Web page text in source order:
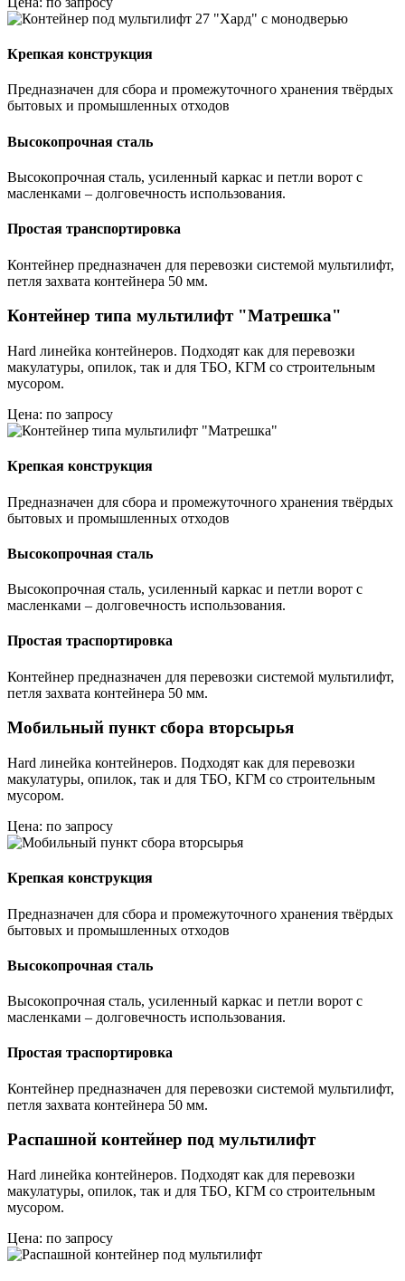
Крепкая конструкция
Предназначен для сбора и промежуточного хранения твёрдых
бытовых и промышленных отходов
Высокопрочная сталь
Высокопрочная сталь, усиленный каркас и петли ворот с
масленками – долговечность использования.
Простая транспортировка
Контейнер предназначен для перевозки системой мультилифт,
петля захвата контейнера 50 мм.
Контейнер типа мультилифт "Матрешка"
Hard линейка контейнеров. Подходят как для перевозки
макулатуры, опилок, так и для ТБО, КГМ со строительным
мусором.
Цена: по запросу
Крепкая конструкция
Предназначен для сбора и промежуточного хранения твёрдых
бытовых и промышленных отходов
Высокопрочная сталь
Высокопрочная сталь, усиленный каркас и петли ворот с
масленками – долговечность использования.
Простая траспортировка
Контейнер предназначен для перевозки системой мультилифт,
петля захвата контейнера 50 мм.
Мобильный пункт сбора вторсырья
Hard линейка контейнеров. Подходят как для перевозки
макулатуры, опилок, так и для ТБО, КГМ со строительным
мусором.
Цена: по запросу
Крепкая конструкция
Предназначен для сбора и промежуточного хранения твёрдых
бытовых и промышленных отходов
Высокопрочная сталь
Высокопрочная сталь, усиленный каркас и петли ворот с
масленками – долговечность использования.
Простая траспортировка
Контейнер предназначен для перевозки системой мультилифт,
петля захвата контейнера 50 мм.
Распашной контейнер под мультилифт
Hard линейка контейнеров. Подходят как для перевозки
макулатуры, опилок, так и для ТБО, КГМ со строительным
мусором.
Цена: по запросу